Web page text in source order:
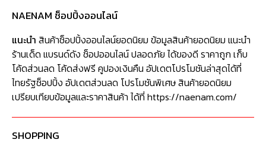
NAENAM ช็อปปิ้งออนไลน์
แนะนำ สินค้าช็อปปิ้งออนไลน์ยอดนิยม ข้อมูลสินค้ายอดนิยม แนะนำ
ร้านเด็ด แบรนด์ดัง ช็อปออนไลน์ ปลอดภัย ได้ของดี ราคาถูก เก็บ
โค้ดส่วนลด โค้ดส่งฟรี คูปองเงินคืน อัปเดตโปรโมชันล่าสุดได้ที่
ไทยรัฐช็อปปิ้ง อัปเดตส่วนลด โปรโมชันพิเศษ สินค้ายอดนิยม
เปรียบเทียบข้อมูลและราคาสินค้า ได้ที่ https://naenam.com/
SHOPPING